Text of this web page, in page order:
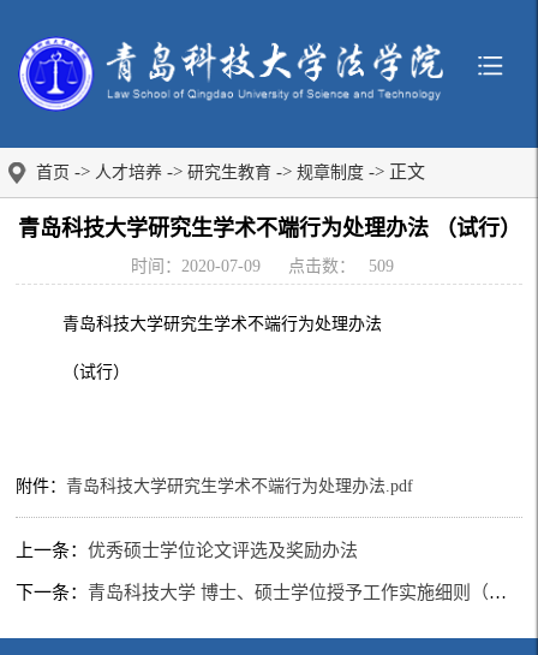
首页 -> 人才培养 -> 研究生教育 -> 规章制度 -> 正文
青岛科技大学研究生学术不端行为处理办法 （试行）
时间：2020-07-09 点击数： 509
青岛科技大学研究生学术不端行为处理办法
（试行）
附件：青岛科技大学研究生学术不端行为处理办法.pdf
上一条：优秀硕士学位论文评选及奖励办法
下一条： 青岛科技大学 博士、硕士学位授予工作实施细则（修订）